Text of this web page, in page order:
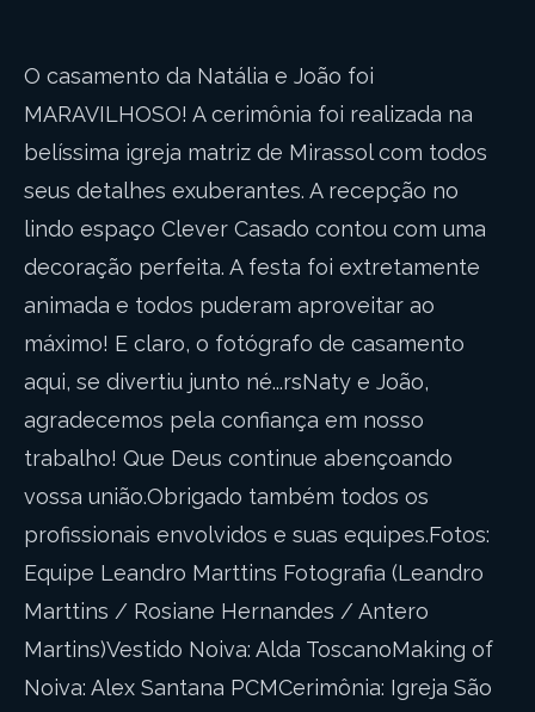
O casamento da Natália e João foi
MARAVILHOSO! A cerimônia foi realizada na
belíssima igreja matriz de Mirassol com todos
seus detalhes exuberantes. A recepção no
lindo espaço Clever Casado contou com uma
decoração perfeita. A festa foi extretamente
animada e todos puderam aproveitar ao
máximo! E claro, o fotógrafo de casamento
aqui, se divertiu junto né...rsNaty e João,
agradecemos pela confiança em nosso
trabalho! Que Deus continue abençoando
vossa união.Obrigado também todos os
profissionais envolvidos e suas equipes.Fotos:
Equipe Leandro Marttins Fotografia (Leandro
Marttins / Rosiane Hernandes / Antero
Martins)Vestido Noiva: Alda ToscanoMaking of
Noiva: Alex Santana PCMCerimônia: Igreja São